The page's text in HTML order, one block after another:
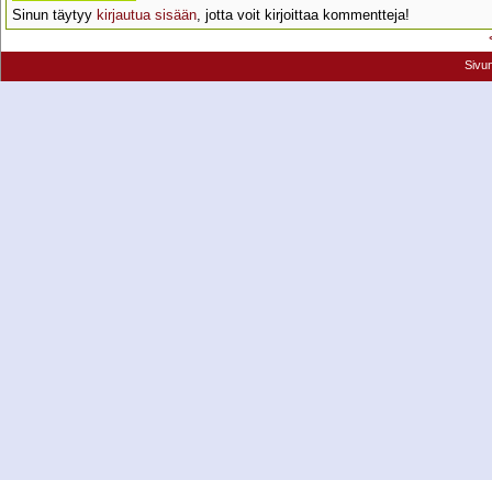
Sinun täytyy kirjautua sisään, jotta voit kirjoittaa kommentteja!